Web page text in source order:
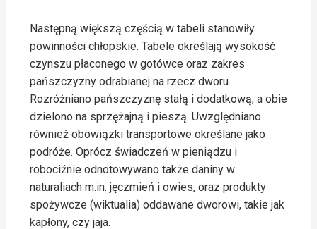
Następną większą częścią w tabeli stanowiły
powinności chłopskie. Tabele określają wysokość
czynszu płaconego w gotówce oraz zakres
pańszczyzny odrabianej na rzecz dworu.
Rozróżniano pańszczyznę stałą i dodatkową, a obie
dzielono na sprzężajną i pieszą. Uwzględniano
również obowiązki transportowe określane jako
podróże. Oprócz świadczeń w pieniądzu i
robociźnie odnotowywano także daniny w
naturaliach m.in. jęczmień i owies, oraz produkty
spożywcze (wiktualia) oddawane dworowi, takie jak
kapłony, czy jaja.